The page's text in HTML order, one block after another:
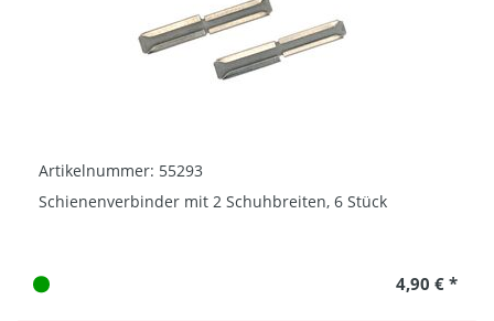
Artikelnummer: 55293
Schienenverbinder mit 2 Schuhbreiten, 6 Stück
4,90 € *